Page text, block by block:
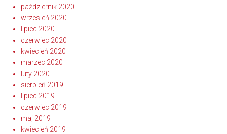
październik 2020
wrzesień 2020
lipiec 2020
czerwiec 2020
kwiecień 2020
marzec 2020
luty 2020
sierpień 2019
lipiec 2019
czerwiec 2019
maj 2019
kwiecień 2019